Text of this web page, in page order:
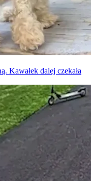
Kawałek dalej czekała